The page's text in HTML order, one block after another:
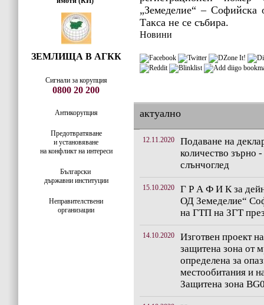
ЗЕМЛИЩА В АГКК
Сигнали за корупция
0800 20 200
Антикорупция
Предотвратяване
и установяване
на конфликт на интереси
Български
държавни институции
Неправителствени
организации
„Земеделие“ – Софийска
Такса не се събира.
Новини
актуално
12.11.2020
Подаване на
количество зърно
слънчоглед
15.10.2020
Г Р А Ф И К за
ОД Земеделие“
на ГТП на ЗГТ
14.10.2020
Изготвен проект
защитена зона от
определена за
местообитания и
Защитена зона